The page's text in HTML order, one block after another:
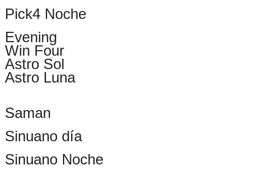
Pick4 Noche
Evening
Win Four
Astro Sol
Astro Luna
Saman
Sinuano día
Sinuano Noche